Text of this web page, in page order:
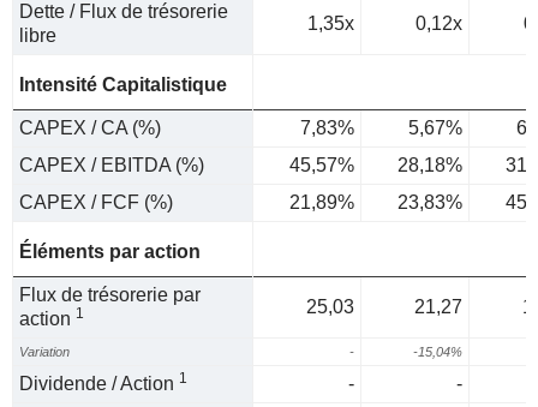
Dette / Flux de trésorerie
libre
1,35x 0,12x
Intensité Capitalistique
CAPEX / CA (%) 7,83% 5,67%
CAPEX / EBITDA (%)
45,57% 28,18%
CAPEX / FCF (%)
21,89% 23,83%
Éléments par action
Flux de trésorerie par
action 1 25,03 21,27
Variation - -15,04%
Dividende / Action 1 - -